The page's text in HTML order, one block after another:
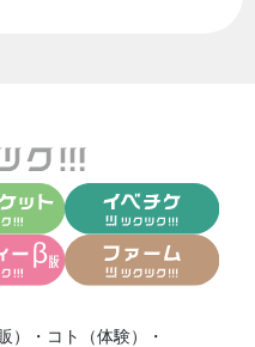
） ・ コト（体験）
・